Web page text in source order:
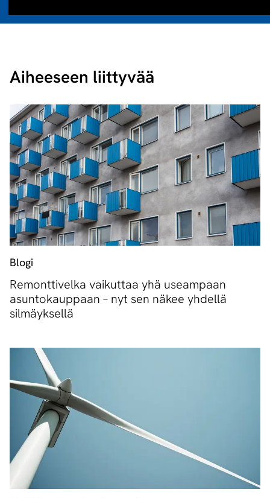
Aiheeseen liittyvää
Blogi
Remonttivelka vaikuttaa yhä useampaan
asuntokauppaan – nyt sen näkee yhdellä
silmäyksellä